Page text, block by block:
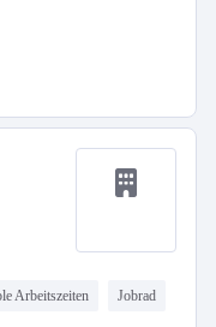
Arbeitszeiten Jobrad